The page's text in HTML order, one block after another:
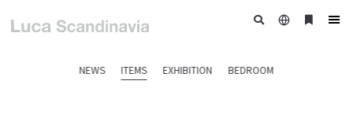
NEWS ITEMS EXHIBITION BEDROOM
日
ブ